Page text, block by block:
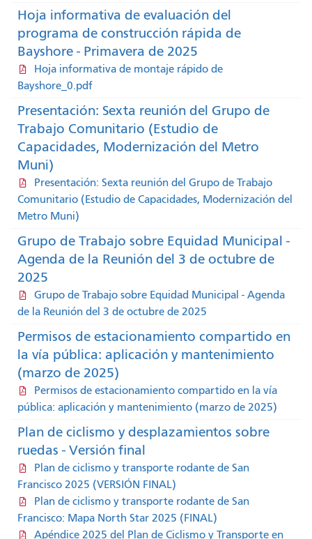
Hoja informativa de evaluación del
programa de construcción rápida de
Bayshore - Primavera de 2025
Hoja informativa de montaje rápido de
Bayshore_0.pdf
Presentación: Sexta reunión del Grupo de
Trabajo Comunitario (Estudio de
Capacidades, Modernización del Metro
Muni)
Presentación: Sexta reunión del Grupo de Trabajo
Comunitario (Estudio de Capacidades, Modernización del
Metro Muni)
Grupo de Trabajo sobre Equidad Municipal -
Agenda de la Reunión del 3 de octubre de
2025
Grupo de Trabajo sobre Equidad Municipal - Agenda
de la Reunión del 3 de octubre de 2025
Permisos de estacionamiento compartido en
la vía pública: aplicación y mantenimiento
(marzo de 2025)
Permisos de estacionamiento compartido en la vía
pública: aplicación y mantenimiento (marzo de 2025)
Plan de ciclismo y desplazamientos sobre
ruedas - Versión final
Plan de ciclismo y transporte rodante de San
Francisco 2025 (VERSIÓN FINAL)
Plan de ciclismo y transporte rodante de San
Francisco: Mapa North Star 2025 (FINAL)
Apéndice 2025 del Plan de Ciclismo y Transporte en